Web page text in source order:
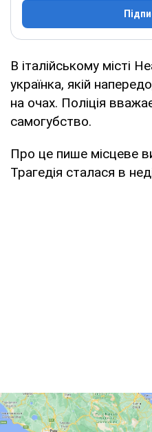
В італійському місті
українка, якій
на очах. Поліція
самогубство.
Про це пише місцеве
Трагедія сталася в